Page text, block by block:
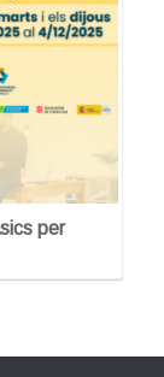
per